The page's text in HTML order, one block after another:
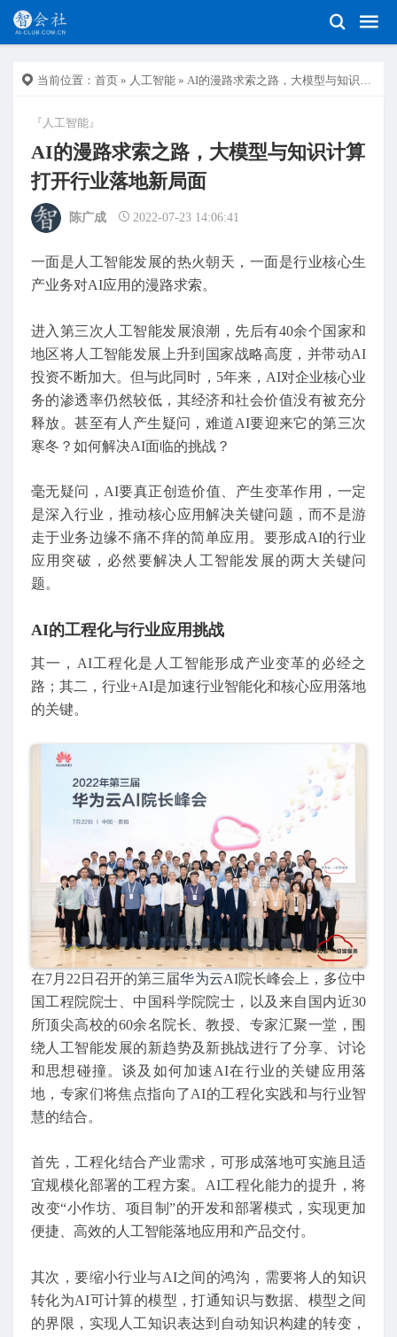
当前位置： 首页 » 人工智能 » AI的漫路求索之路，大模型与知识计算打开行业落地新局面
『人工智能』
AI的漫路求索之路，大模型与知识计算
打开行业落地新局面
陈广成 2022-07-23 14:06:41
一面是人工智能发展的热火朝天，一面是行业核心生
产业务对AI应用的漫路求索。
进入第三次人工智能发展浪潮，先后有40余个国家和
地区将人工智能发展上升到国家战略高度，并带动AI
投资不断加大。但与此同时，5年来，AI对企业核心业
务的渗透率仍然较低，其经济和社会价值没有被充分
释放。甚至有人产生疑问，难道AI要迎来它的第三次
寒冬？如何解决AI面临的挑战？
毫无疑问，AI要真正创造价值、产生变革作用，一定
是深入行业，推动核心应用解决关键问题，而不是游
走于业务边缘不痛不痒的简单应用。要形成AI的行业
应用突破，必然要解决人工智能发展的两大关键问
题。
AI的工程化与行业应用挑战
其一，AI工程化是人工智能形成产业变革的必经之
路；其二，行业+AI是加速行业智能化和核心应用落地
的关键。
在7月22日召开的第三届华为云AI院长峰会上，多位中
国工程院院士、中国科学院院士，以及来自国内近30
所顶尖高校的60余名院长、教授、专家汇聚一堂，围
绕人工智能发展的新趋势及新挑战进行了分享、讨论
和思想碰撞。谈及如何加速AI在行业的关键应用落
地，专家们将焦点指向了AI的工程化实践和与行业智
慧的结合。
首先，工程化结合产业需求，可形成落地可实施且适
宜规模化部署的工程方案。AI工程化能力的提升，将
改变“小作坊、项目制”的开发和部署模式，实现更加
便捷、高效的人工智能落地应用和产品交付。
其次，要缩小行业与AI之间的鸿沟，需要将人的知识
转化为AI可计算的模型，打通知识与数据、模型之间
的界限，实现人工知识表达到自动知识构建的转变，